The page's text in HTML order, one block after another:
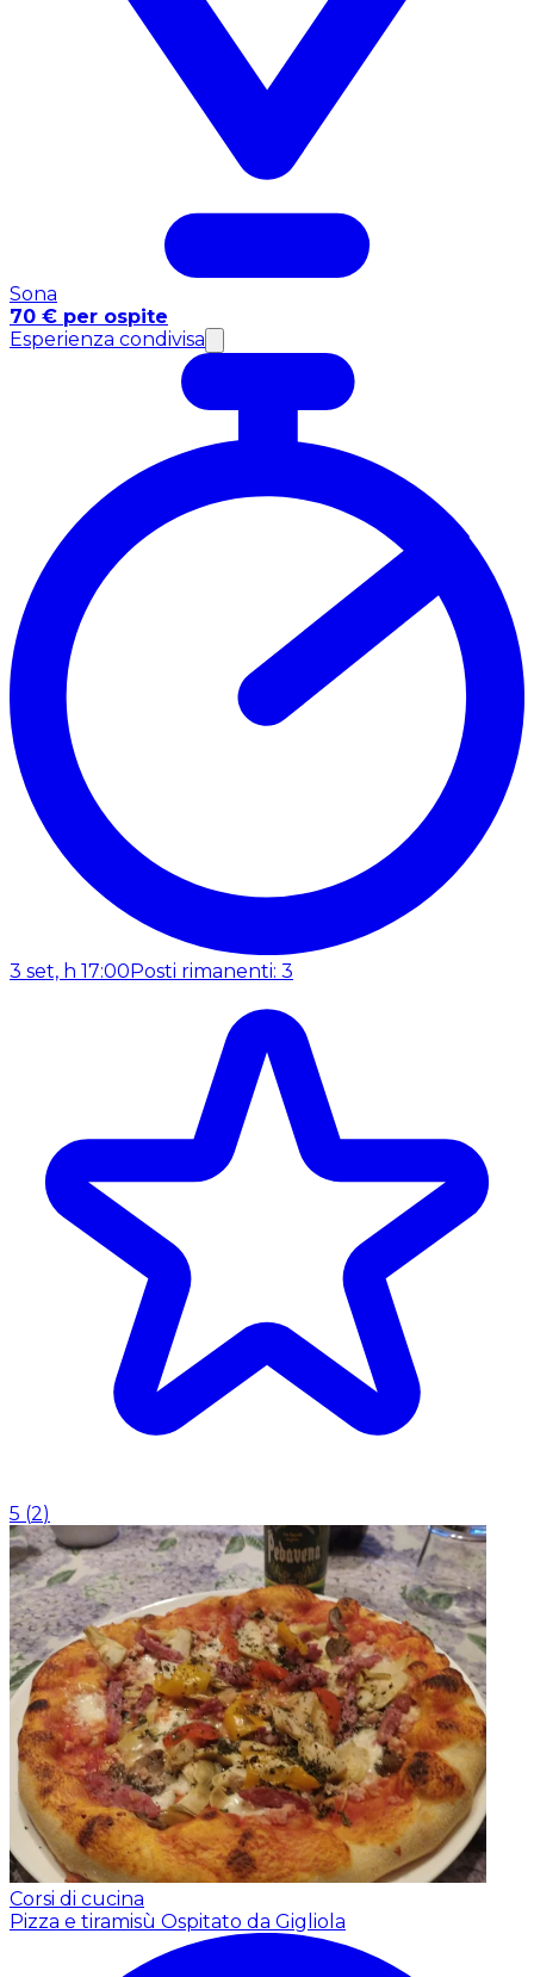
Sona
70 € per ospite
Esperienza condivisa
3 set, h 17:00Posti rimanenti: 3
5 (2)
Corsi di cucina
Pizza e tiramisù Ospitato da Gigliola